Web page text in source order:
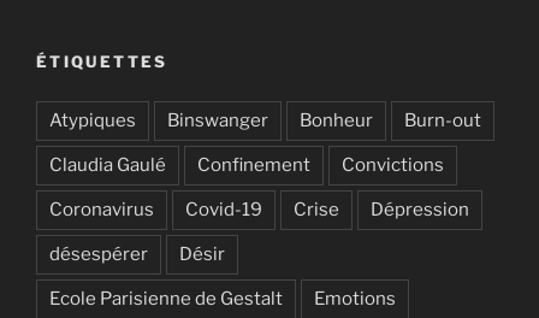
ÉTIQUETTES
Atypiques Binswanger Bonheur Burn-out
Claudia Gaulé Confinement Convictions
Coronavirus Covid-19 Crise Dépression
désespérer Désir
Ecole Parisienne de Gestalt Emotions